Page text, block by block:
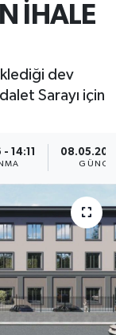
İHALE
dev
Sarayı için
14:11